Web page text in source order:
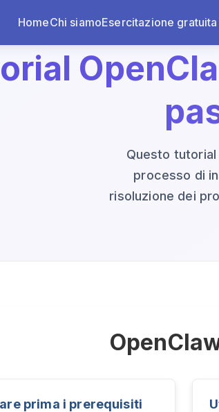
HomeChi siamoEsercitazione gratuita
Questo
processo di
risoluzione dei
prima i prerequisiti